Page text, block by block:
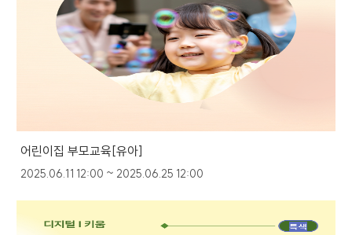
어린이집 부모교육[유아]
2025.06.11 12:00 ~ 2025.06.25 12:00